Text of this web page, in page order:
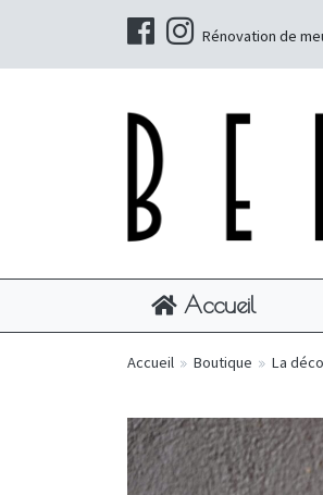
Rénovation de
Accueil
Accueil » Boutique » La déco